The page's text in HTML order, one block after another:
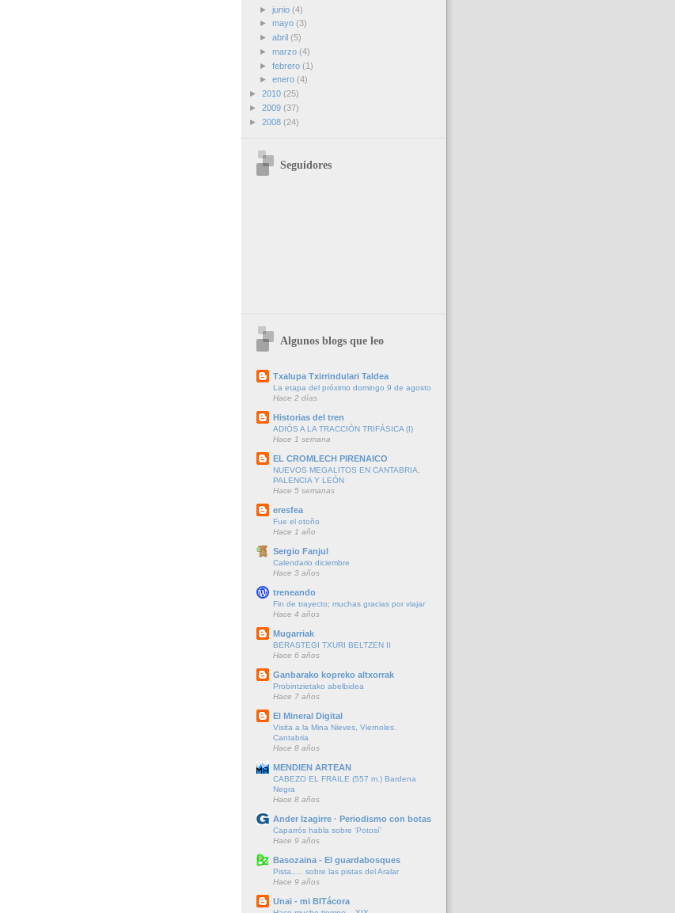
► junio (4)
► mayo (3)
► abril (5)
► marzo (4)
► febrero (1)
► enero (4)
► 2010 (25)
► 2009 (37)
► 2008 (24)
Seguidores
Algunos blogs que leo
Txalupa Txirrindulari Taldea
La etapa del próximo domingo 9 de agosto
Hace 2 días
Historias del tren
ADIÓS A LA TRACCIÓN TRIFÁSICA (I)
Hace 1 semana
EL CROMLECH PIRENAICO
NUEVOS MEGALITOS EN CANTABRIA,
PALENCIA Y LEÓN
Hace 5 semanas
eresfea
Fue el otoño
Hace 1 año
Sergio Fanjul
Calendario diciembre
Hace 3 años
treneando
Fin de trayecto; muchas gracias por viajar
Hace 4 años
Mugarriak
BERASTEGI TXURI BELTZEN II
Hace 6 años
Ganbarako kopreko altxorrak
Probintzietako abelbidea
Hace 7 años
El Mineral Digital
Visita a la Mina Nieves, Viernoles.
Cantabria
Hace 8 años
MENDIEN ARTEAN
CABEZO EL FRAILE (557 m.) Bardena
Negra
Hace 8 años
Ander Izagirre · Periodismo con botas
Caparrós habla sobre ‘Potosí’
Hace 9 años
Basozaina - El guardabosques
Pista..... sobre las pistas del Aralar
Hace 9 años
Unai - mi BITácora